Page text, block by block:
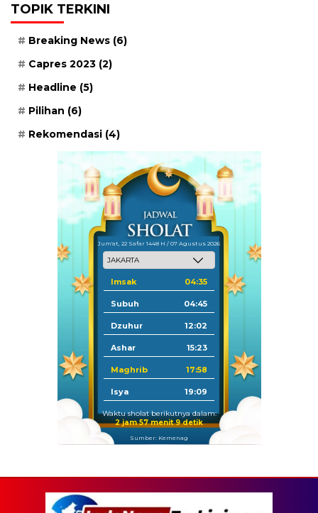
TOPIK TERKINI
Breaking News (6)
Capres 2023 (2)
Headline (5)
Pilihan (6)
Rekomendasi (4)
Jum'at, 22 Safar 1448 H / 07 Agustus 2026
Imsak 04:35
Subuh 04:45
Dzuhur 12:02
Ashar 15:23
Maghrib 17:58
Isya 19:09
Waktu sholat berikutnya dalam:
2 jam 57 menit 8 detik
Sumber: Kemenag